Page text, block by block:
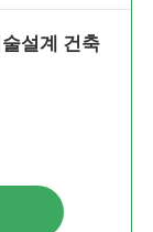
설계 건축